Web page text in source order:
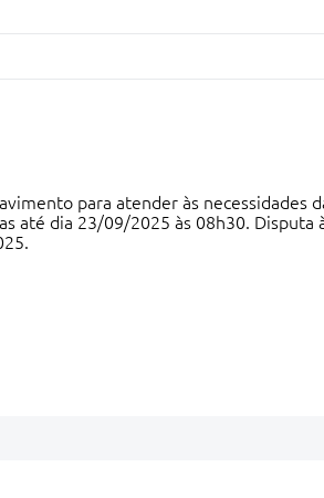
para atender às necessidades
até dia 23/09/2025 às 08h30. Disputa